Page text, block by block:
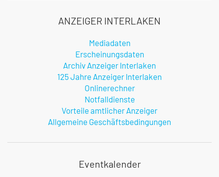
ANZEIGER INTERLAKEN
Mediadaten
Erscheinungsdaten
Archiv Anzeiger Interlaken
125 Jahre Anzeiger Interlaken
Onlinerechner
Notfalldienste
Vorteile amtlicher Anzeiger
Allgemeine Geschäftsbedingungen
Eventkalender